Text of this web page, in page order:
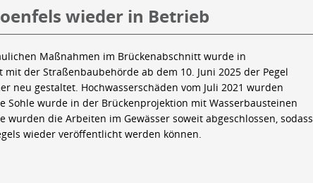
wieder in Betrieb
Maßnahmen im Brückenabschnitt wurde in
mit der Straßenbaubehörde ab dem 10. Juni 2025 der Pegel
neu gestaltet. Hochwasserschäden vom Juli 2021 wurden
Sohle wurde in der Brückenprojektion mit Wasserbausteinen
wurden die Arbeiten im Gewässer soweit abgeschlossen, sodass
wieder veröffentlicht werden können.